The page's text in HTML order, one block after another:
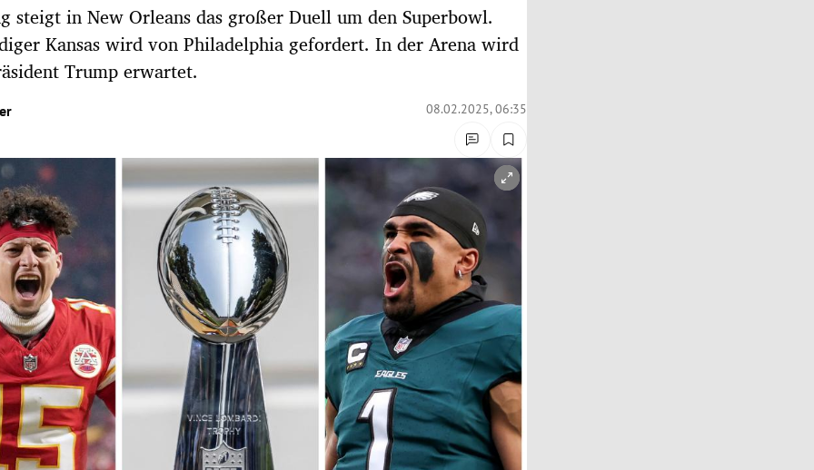
steigt in New Orleans das großer Duell um den Superbowl.
Kansas wird von Philadelphia gefordert. In der Arena wird
Trump erwartet.
08.02.2025, 06:35
öffnen/schließen